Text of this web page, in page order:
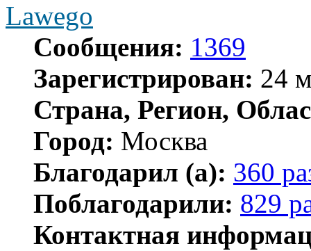
Lawego
Сообщения: 1369
Зарегистрирован: 24
Страна, Регион,
Город: Москва
Благодарил (а): 360
Поблагодарили: 829
Контактная